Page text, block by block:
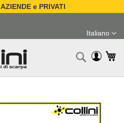
e PRIVATI
contenuto
Lingua
Italiano